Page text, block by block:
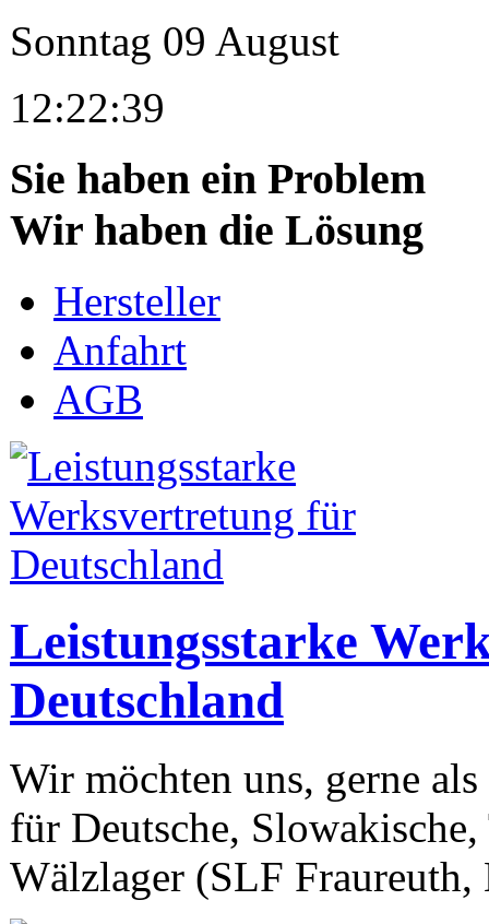
Sonntag 09 August
12:22:39
Sie haben ein Problem
Wir haben die Lösung
Hersteller
Anfahrt
AGB
Leistungsstarke
Deutschland
Wir möchten uns, gerne
für Deutsche,
Wälzlager (SLF